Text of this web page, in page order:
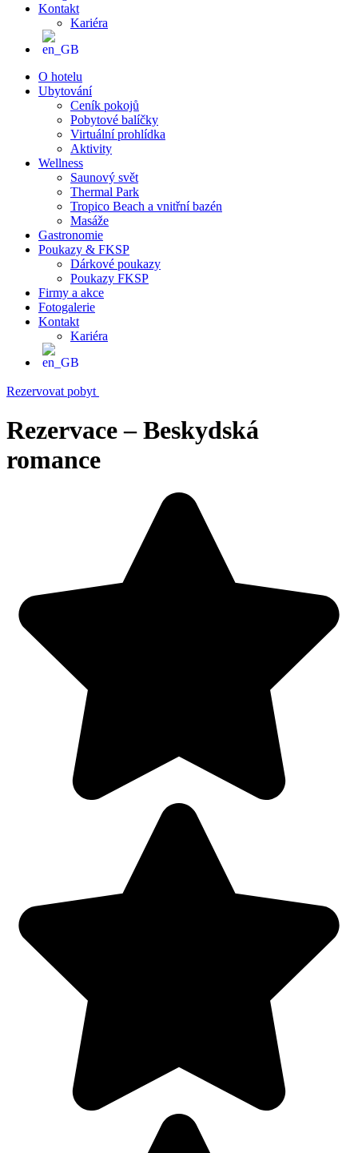
Kontakt
Kariéra
O hotelu
Ubytování
Ceník pokojů
Pobytové balíčky
Virtuální prohlídka
Aktivity
Wellness
Saunový svět
Thermal Park
Tropico Beach a vnitřní bazén
Masáže
Gastronomie
Poukazy & FKSP
Dárkové poukazy
Poukazy FKSP
Firmy a akce
Fotogalerie
Kontakt
Kariéra
Rezervovat pobyt
Rezervace – Beskydská
romance